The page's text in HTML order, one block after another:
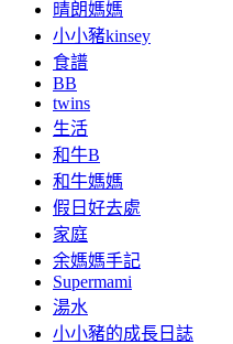
晴朗媽媽
小小豬kinsey
食譜
BB
twins
生活
和牛B
和牛媽媽
假日好去處
家庭
余媽媽手記
Supermami
湯水
小小豬的成長日誌